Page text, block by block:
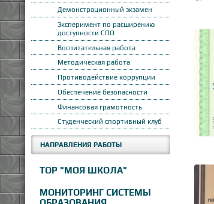
Демонстрационный экзамен
Эксперимент по расширению
доступности СПО
Воспитательная работа
Методическая работа
Противодействие коррупции
Обеспечение безопасности
Финансовая грамотность
Студенческий спортивный клуб
НАПРАВЛЕНИЯ РАБОТЫ
ТОР "МОЯ ШКОЛА"
МОНИТОРИНГ СИСТЕМЫ